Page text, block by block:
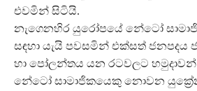
එවමින් සිටියි.
නැගෙනහිර යුරෝපයේ නේටෝ
සඳහා යැයි පවසමින් එක්සත් ජනපදය
හා පෝලන්තය යන රටවලට
නේටෝ සාමාජිකයෙකු නොවන